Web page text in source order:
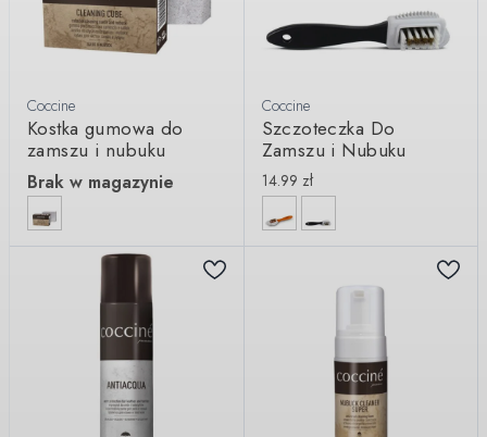
Coccine
Kostka gumowa do
zamszu i nubuku
Brak w magazynie
Coccine
Szczoteczka Do
Zamszu i Nubuku
14.99 zł